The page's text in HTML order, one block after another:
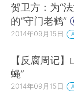
贺卫方：为“
的“守门老鹤”
2014年09月15日
【反腐周记
蝇”
2014年09月15日